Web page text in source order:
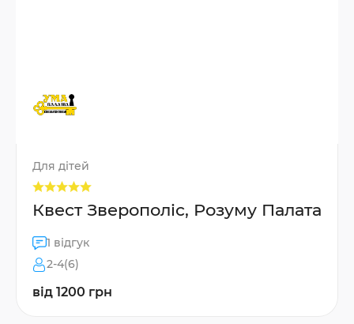
Для дітей
Квест Зверополіс, Розуму Палата
1 відгук
2-4(6)
від 1200 грн